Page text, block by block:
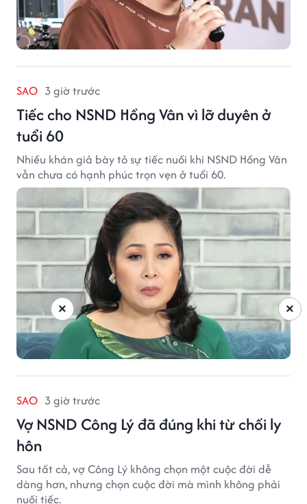
SAO 3 giờ trước
Tiếc cho NSND Hồng Vân vì lỡ duyên ở
tuổi 60
Nhiều khán giả bày tỏ sự tiếc nuối khi NSND Hồng Vân
vẫn chưa có hạnh phúc trọn vẹn ở tuổi 60.
SAO 3 giờ trước
Vợ NSND Công Lý đã đúng khi từ chối ly
hôn
Sau tất cả, vợ Công Lý không chọn một cuộc đời dễ
dàng hơn, nhưng chọn cuộc đời mà mình không phải
nuối tiếc.
×
×